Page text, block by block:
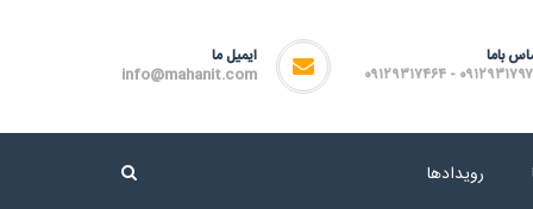
ایمیل ما
info@mahanit.com
باما
- ۰۹۱۲۹۳۱۷۴۶۴
رویدادها